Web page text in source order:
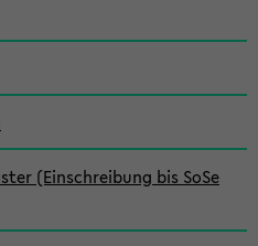
(Einschreibung bis SoSe